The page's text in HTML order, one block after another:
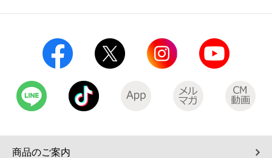
モバイルバッテリーシェアリング（店舗限定）
モバイルWi-Fiバッテリーシェアリング（店舗限定）
商品のご案内